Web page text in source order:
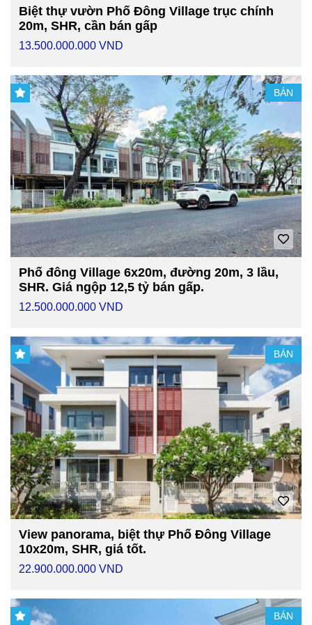
Biệt thự vườn Phố Đông Village trục chính
20m, SHR, cần bán gấp
13.500.000.000 VND
BÁN
Phố đông Village 6x20m, đường 20m, 3 lầu,
SHR. Giá ngộp 12,5 tỷ bán gấp.
12.500.000.000 VND
BÁN
View panorama, biệt thự Phố Đông Village
10x20m, SHR, giá tốt.
22.900.000.000 VND
BÁN